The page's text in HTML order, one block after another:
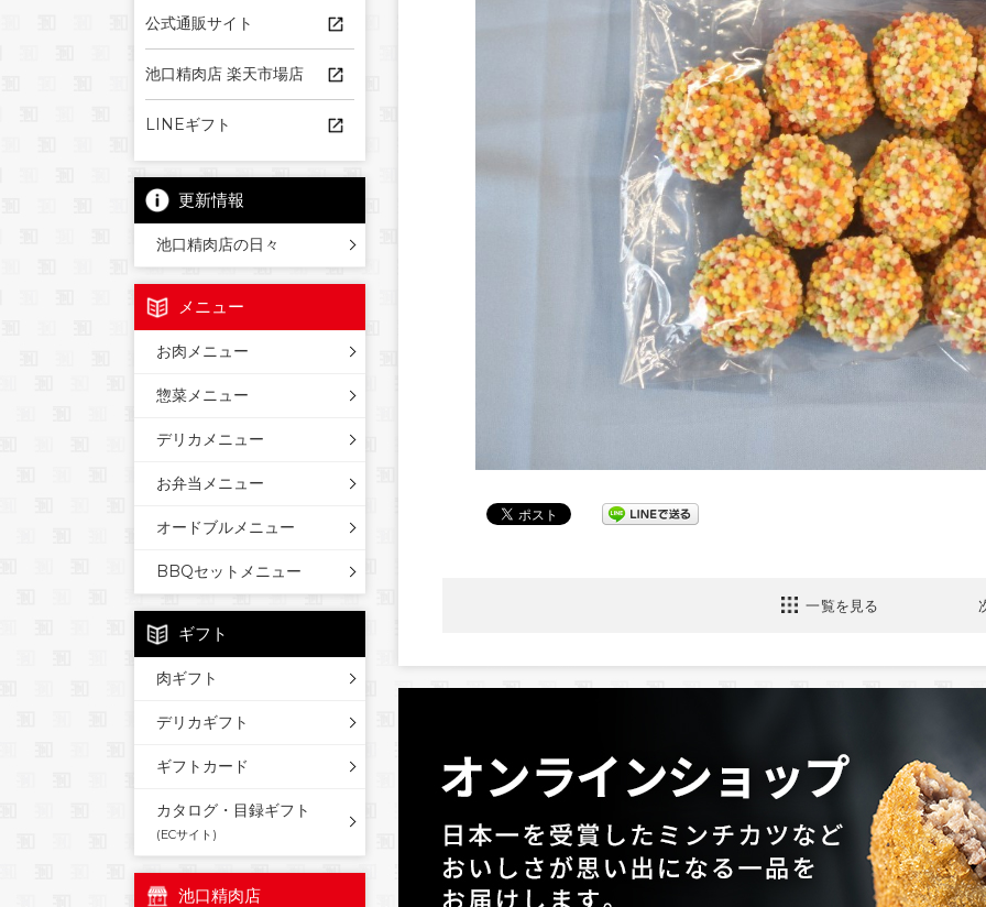
一覧を見る
公式通販サイト
池口精肉店 楽天市場店
LINEギフト
更新情報
池口精肉店の日々
メニュー
お肉メニュー
惣菜メニュー
デリカメニュー
お弁当メニュー
オードブルメニュー
BBQセットメニュー
ギフト
肉ギフト
デリカギフト
ギフトカード
カタログ・目録ギフト
(ECサイト)
池口精肉店